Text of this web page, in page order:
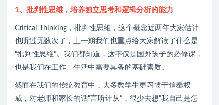
1、批判性思维，培养独立思考和逻辑分析的能力
Critical Thinking，批判性思维，这个概念近两年大家估计
也听过无数次了，上一期我们也重点给大家解读了什么是
“批判性思维”。我们都知道，这不仅是国外孩子的必修课，
也是我们在工作、生活中需要具备的基础素质。
然而在我们的传统教育中，大多数学生更习惯于信奉权
威，对老师和家长的话“言听计从”，很少去想“我自己是怎